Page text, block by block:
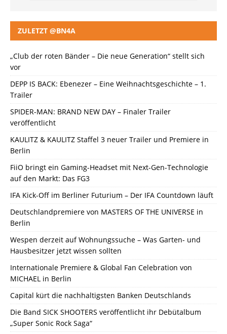
ZULETZT @BN4A
„Club der roten Bänder – Die neue Generation“ stellt sich
vor
DEPP IS BACK: Ebenezer – Eine Weihnachtsgeschichte – 1.
Trailer
SPIDER-MAN: BRAND NEW DAY – Finaler Trailer
veröffentlicht
KAULITZ & KAULITZ Staffel 3 neuer Trailer und Premiere in
Berlin
FiiO bringt ein Gaming-Headset mit Next-Gen-Technologie
auf den Markt: Das FG3
IFA Kick-Off im Berliner Futurium – Der IFA Countdown läuft
Deutschlandpremiere von MASTERS OF THE UNIVERSE in
Berlin
Wespen derzeit auf Wohnungssuche – Was Garten- und
Hausbesitzer jetzt wissen sollten
Internationale Premiere & Global Fan Celebration von
MICHAEL in Berlin
Capital kürt die nachhaltigsten Banken Deutschlands
Die Band SICK SHOOTERS veröffentlicht ihr Debütalbum
„Super Sonic Rock Saga“